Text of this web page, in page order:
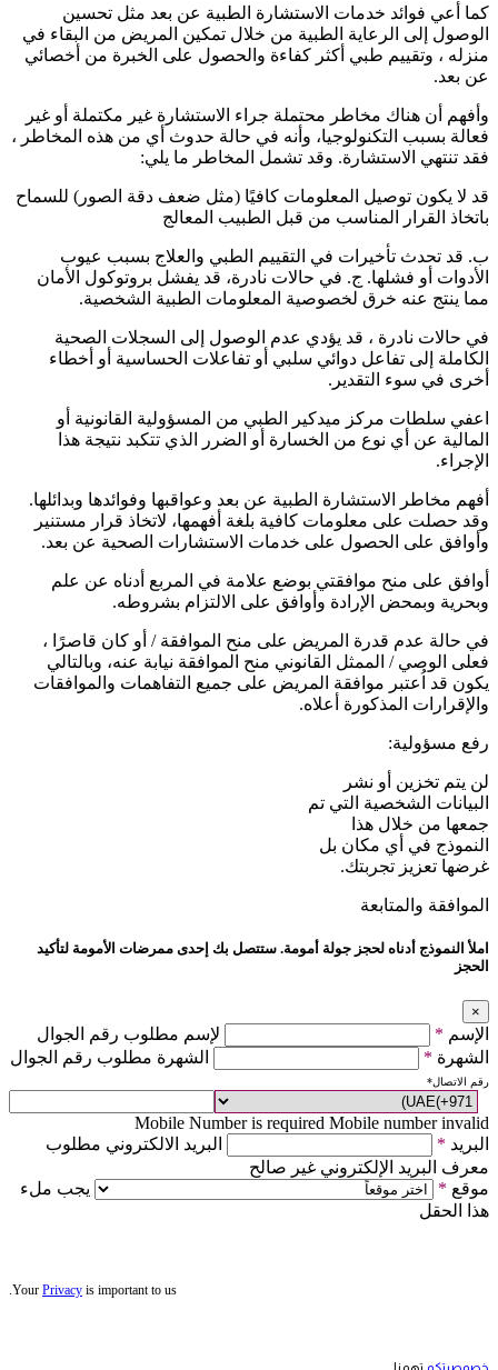
كما أعي فوائد خدمات الاستشارة الطبية عن بعد مثل تحسين
الوصول إلى الرعاية الطبية من خلال تمكين المريض من البقاء في
منزله ، وتقييم طبي أكثر كفاءة والحصول على الخبرة من أخصائي
عن بعد.
وأفهم أن هناك مخاطر محتملة جراء الاستشارة غير مكتملة أو غير
فعالة بسبب التكنولوجيا، وأنه في حالة حدوث أي من هذه المخاطر ،
فقد تنتهي الاستشارة. وقد تشمل المخاطر ما يلي:
قد لا يكون توصيل المعلومات كافيًا (مثل ضعف دقة الصور) للسماح
باتخاذ القرار المناسب من قبل الطبيب المعالج
ب. قد تحدث تأخيرات في التقييم الطبي والعلاج بسبب عيوب
الأدوات أو فشلها. ج. في حالات نادرة، قد يفشل بروتوكول الأمان
مما ينتج عنه خرق لخصوصية المعلومات الطبية الشخصية.
في حالات نادرة ، قد يؤدي عدم الوصول إلى السجلات الصحية
الكاملة إلى تفاعل دوائي سلبي أو تفاعلات الحساسية أو أخطاء
أخرى في سوء التقدير.
اعفي سلطات مركز ميدكير الطبي من المسؤولية القانونية أو
المالية عن أي نوع من الخسارة أو الضرر الذي تتكبد نتيجة هذا
الإجراء.
أفهم مخاطر الاستشارة الطبية عن بعد وعواقبها وفوائدها وبدائلها.
وقد حصلت على معلومات كافية بلغة أفهمها، لاتخاذ قرار مستنير
وأوافق على الحصول على خدمات الاستشارات الصحية عن بعد.
أوافق على منح موافقتي بوضع علامة في المربع أدناه عن علم
وبحرية وبمحض الإرادة وأوافق على الالتزام بشروطه.
في حالة عدم قدرة المريض على منح الموافقة / أو كان قاصرًا ،
فعلى الوصي / الممثل القانوني منح الموافقة نيابة عنه، وبالتالي
يكون قد اُعتبر موافقة المريض على جميع التفاهمات والموافقات
والإقرارات المذكورة أعلاه.
رفع مسؤولية:
لن يتم تخزين أو نشر
البيانات الشخصية التي تم
جمعها من خلال هذا
النموذج في أي مكان بل
غرضها تعزيز تجربتك.
الموافقة والمتابعة
املأ النموذج أدناه لحجز جولة أمومة. ستتصل بك إحدى ممرضات الأمومة لتأكيد
الحجز
×
الإسم *
لإسم مطلوب رقم الجوال
الشهرة * الشهرة مطلوب رقم الجوال
رقم الاتصال*
Mobile Number is required Mobile number invalid
البريد *
البريد الالكتروني مطلوب
معرف البريد الإلكتروني غير صالح
موقع *
يجب ملء
هذا الحقل
Your Privacy is important to us.